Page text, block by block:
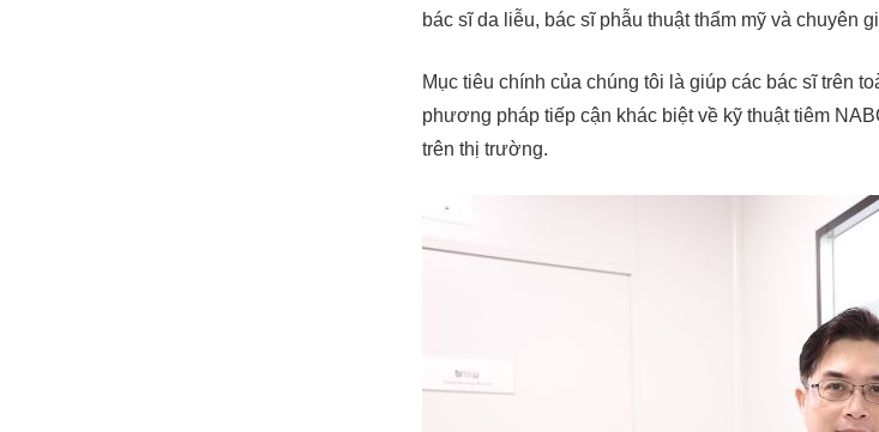
bác sĩ da liễu, bác sĩ phẫu thuật thẩm mỹ và chuyên
Mục tiêu chính của chúng tôi là giúp các bác sĩ trên
phương pháp tiếp cận khác biệt về kỹ thuật tiêm
trên thị trường.